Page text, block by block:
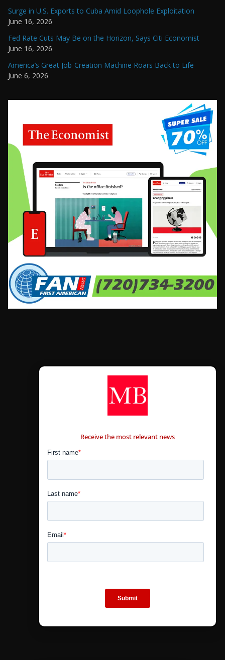
Surge in U.S. Exports to Cuba Amid Loophole Exploitation
June 16, 2026
Fed Rate Cuts May Be on the Horizon, Says Citi Economist
June 16, 2026
America’s Great Job-Creation Machine Roars Back to Life
June 6, 2026
Receive the most relevant news